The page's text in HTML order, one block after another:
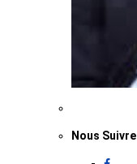
Nous Suivre